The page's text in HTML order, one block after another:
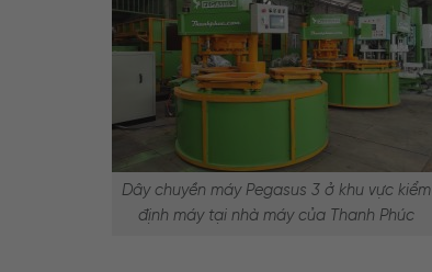
Dây chuyền máy Pegasus 3 ở khu vực kiểm
định máy tại nhà máy của Thanh Phúc